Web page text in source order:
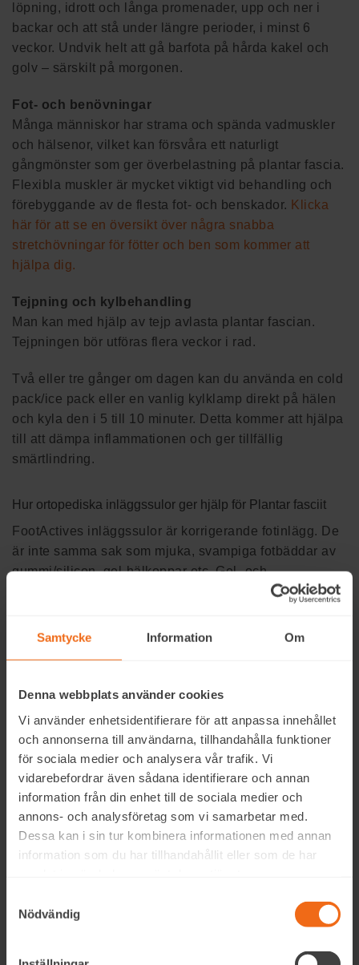
Samtycke Information Om
Denna webbplats använder cookies
Vi använder enhetsidentifierare för att anpassa innehållet
och annonserna till användarna, tillhandahålla funktioner
för sociala medier och analysera vår trafik. Vi
vidarebefordrar även sådana identifierare och annan
information från din enhet till de sociala medier och
annons- och analysföretag som vi samarbetar med.
Dessa kan i sin tur kombinera informationen med annan
information som du har tillhandahållit eller som de har
Nödvändig
löpning, idrott och långa promenader, upp och ner i
backar och att stå under längre perioder, i minst 6
veckor. Undvik helt att gå barfota på hårda kakel och
golv – särskilt på morgonen.
Fot- och benövningar
Många människor har strama och spända vadmuskler
och hälsenor, vilket kan försvåra ett naturligt
gångmönster som ger överbelastning på plantar fascia.
Flexibla muskler är mycket viktigt vid behandling och
förebyggande av de flesta fot- och benskador. Klicka
här för att se en översikt över några snabba
stretchövningar för fötter och ben som kommer att
hjälpa dig.
Tejpning och kylbehandling
Man kan med hjälp av tejp avlasta plantar fascian.
Tejpningen bör utföras flera veckor i rad.
Två eller tre gånger om dagen kan du använda en cold
pack/ice pack eller en vanlig kylklamp direkt på hälen
och kyla den i 5 till 10 minuter. Detta kommer att hjälpa
till att dämpa inflammationen och ger tillfällig
smärtlindring.
Hur ortopediska inläggssulor ger hjälp för Plantar fasciit
FootActives inläggssulor är korrigerande fotinlägg. De
är inte samma sak som mjuka, svampiga fotbäddar av
gummi/silicon, gel-hälkoppar etc. Gel- och
gummi/silikon-fotbäddar kan ge dämpning i hälar och
själva verket kan gel-fotbäddar göra tvärtom och göra
Ortopediska inläggssulor fungerar genom att stödja
fotvalven och riktar upp anklar och underben så att